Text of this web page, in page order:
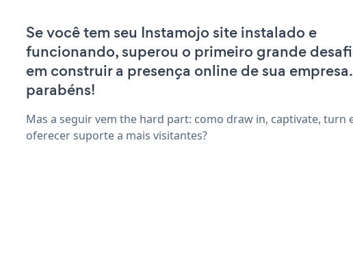
Se você tem seu Instamojo site instalado e
funcionando, superou o primeiro grande
em construir a presença online de sua empresa.
parabéns!
Mas a seguir vem the hard part: como draw in, captivate, turn
oferecer suporte a mais visitantes?